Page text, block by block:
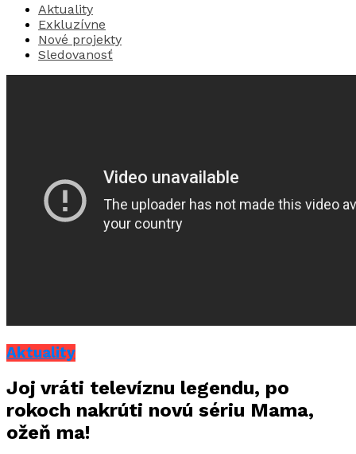
Aktuality
Exkluzívne
Nové projekty
Sledovanosť
Aktuality
Joj vráti televíznu legendu, po
rokoch nakrúti novú sériu Mama,
ožeň ma!